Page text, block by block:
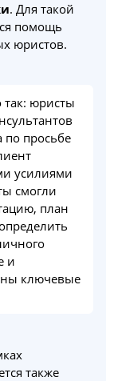
. Для такой
помощь
юристов.
юристы
по просьбе
усилиями
смогли
план
и
ключевые
также